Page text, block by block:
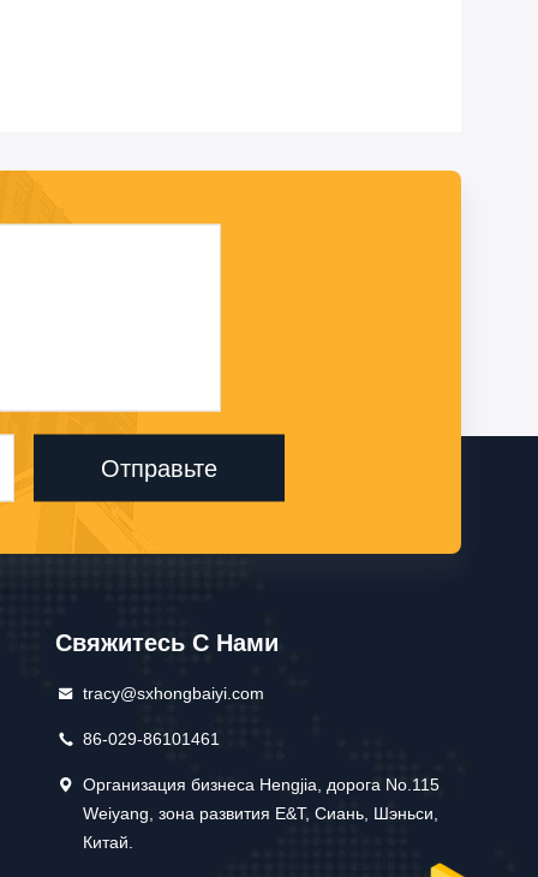
Отправьте
Свяжитесь С Нами
tracy@sxhongbaiyi.com
86-029-86101461
Организация бизнеса Hengjia, дорога No.115
Weiyang, зона развития E&T, Сиань, Шэньси,
Китай.